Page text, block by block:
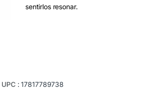
sentirlos resonar.
UPC :17817789738